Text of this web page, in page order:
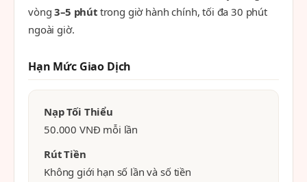
vòng3–5 phúttrong giờ hành chính, tối đa 30 phút
ngoài giờ.
Hạn Mức Giao Dịch
Nạp Tối Thiểu
50.000 VNĐ mỗi lần
Rút Tiền
Không giới hạn số lần và số tiền